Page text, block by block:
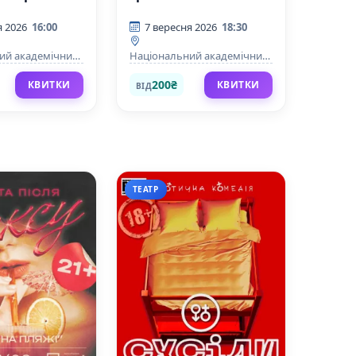
2026 16:00
академічний
театр ім.Лесі
КВИТКИ
7 вересня 2026 18:30
Національний академічний
драматичний театр ім.Лесі
Українки
ВІД200₴ КВИТКИ
ТЕАТР